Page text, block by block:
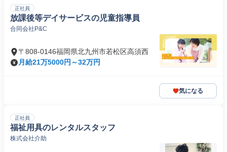
正社員
放課後等デイサービスの児童指導員
合同会社P&C
〒808-0146福岡県北九州市若松区高須西
月給21万5000円～32万円
気になる
正社員
福祉用具のレンタルスタッフ
株式会社介助